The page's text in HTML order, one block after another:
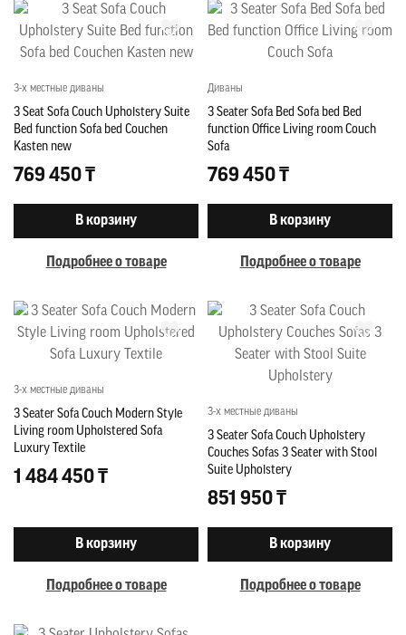
3-х местные диваны
3 Seat Sofa Couch Upholstery Suite
Bed function Sofa bed Couchen
Kasten new
769 450 ₸
В корзину
Подробнее о товаре
Диваны
3 Seater Sofa Bed Sofa bed Bed
function Office Living room Couch
Sofa
769 450 ₸
В корзину
Подробнее о товаре
3-х местные диваны
3 Seater Sofa Couch Modern Style
Living room Upholstered Sofa
Luxury Textile
1 484 450 ₸
В корзину
Подробнее о товаре
3-х местные диваны
3 Seater Sofa Couch Upholstery
Couches Sofas 3 Seater with Stool
Suite Upholstery
851 950 ₸
В корзину
Подробнее о товаре